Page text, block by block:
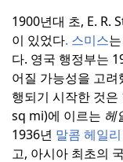
1900년대 초, E. R.
이 있었다. 스미스
다. 영국 행정부는
어질 가능성을 고려
행되기 시작한 것
sq mi)에 이르는 헤
1936년 말콤 헤일
고, 아시아 최초의